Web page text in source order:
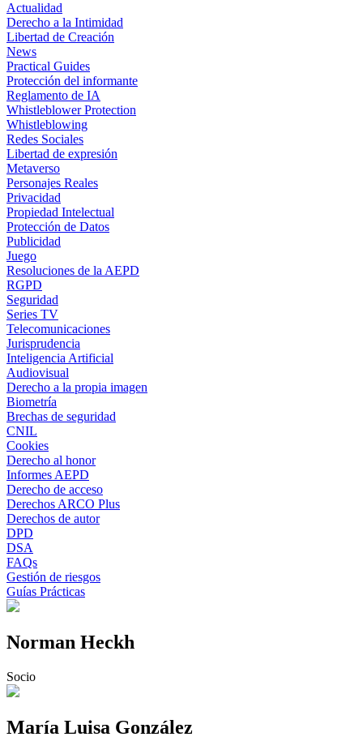
Actualidad
Derecho a la Intimidad
Libertad de Creación
News
Practical Guides
Protección del informante
Reglamento de IA
Whistleblower Protection
Whistleblowing
Redes Sociales
Libertad de expresión
Metaverso
Personajes Reales
Privacidad
Propiedad Intelectual
Protección de Datos
Publicidad
Juego
Resoluciones de la AEPD
RGPD
Seguridad
Series TV
Telecomunicaciones
Jurisprudencia
Inteligencia Artificial
Audiovisual
Derecho a la propia imagen
Biometría
Brechas de seguridad
CNIL
Cookies
Derecho al honor
Informes AEPD
Derecho de acceso
Derechos ARCO Plus
Derechos de autor
DPD
DSA
FAQs
Gestión de riesgos
Guías Prácticas
Norman Heckh
Socio
María Luisa González